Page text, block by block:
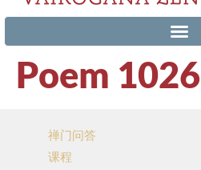
Poem 1026
禅门问答
课程